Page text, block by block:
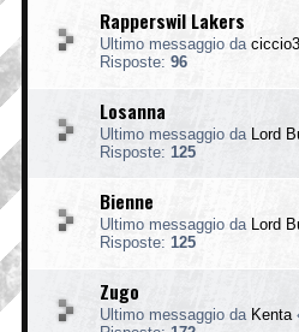
Rapperswil Lakers
Ultimo messaggio da
Risposte: 96
Losanna
Ultimo messaggio da Lord
Risposte: 125
Bienne
Ultimo messaggio da Lord
Risposte: 125
Zugo
Ultimo messaggio da Kenta